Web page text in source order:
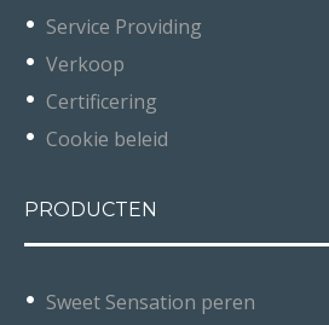
Service Providing
Verkoop
Certificering
Cookie beleid
PRODUCTEN
Sweet Sensation peren